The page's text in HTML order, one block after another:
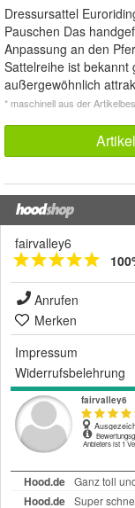
Dressursattel
Pauschen Das
Anpassung an den
Sattelreihe ist
außergewöhnlich
* maschinell aus der
fairvalley6
Anrufen
Merken
Impressum
Widerrufsbelehrung